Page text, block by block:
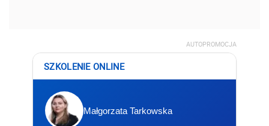
AUTOPROMOCJA
SZKOLENIE ONLINE
Małgorzata Tarkowska